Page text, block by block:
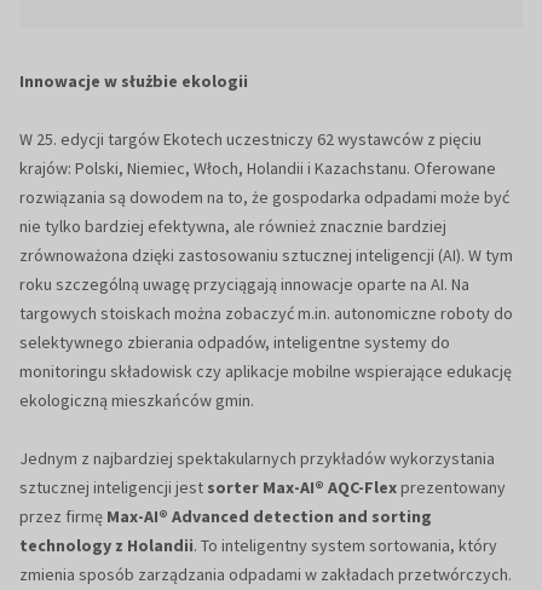
Innowacje w służbie ekologii
W 25. edycji targów Ekotech uczestniczy 62 wystawców z pięciu
krajów: Polski, Niemiec, Włoch, Holandii i Kazachstanu. Oferowane
rozwiązania są dowodem na to, że gospodarka odpadami może być
nie tylko bardziej efektywna, ale również znacznie bardziej
zrównoważona dzięki zastosowaniu sztucznej inteligencji (AI). W tym
roku szczególną uwagę przyciągają innowacje oparte na AI. Na
targowych stoiskach można zobaczyć m.in. autonomiczne roboty do
selektywnego zbierania odpadów, inteligentne systemy do
monitoringu składowisk czy aplikacje mobilne wspierające edukację
ekologiczną mieszkańców gmin.
Jednym z najbardziej spektakularnych przykładów wykorzystania
sztucznej inteligencji jest sorter Max-AI® AQC-Flexprezentowany
przez firmę Max-AI® Advanced detection and sorting
technology z Holandii. To inteligentny system sortowania, który
zmienia sposób zarządzania odpadami w zakładach przetwórczych.